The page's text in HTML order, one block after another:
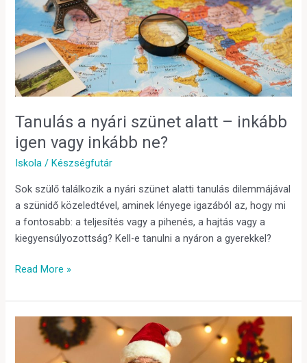
Tanulás a nyári szünet alatt – inkább
igen vagy inkább ne?
Iskola /Készségfutár
Sok szülő találkozik a nyári szünet alatti tanulás dilemmájával
a szünidő közeledtével, aminek lényege igazából az, hogy mi
a fontosabb: a teljesítés vagy a pihenés, a hajtás vagy a
kiegyensúlyozottság? Kell-e tanulni a nyáron a gyerekkel?
szünet
alatt
–
inkább
igen
vagy
ne?
Read More »
Mikulásos
feladatlap